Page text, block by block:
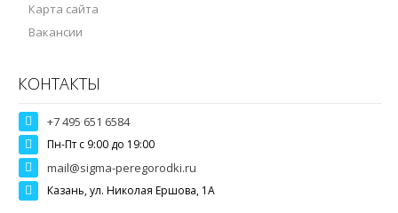
Карта сайта
Вакансии
КОНТАКТЫ
+7 495 651 6584
Пн-Пт c 9:00 до 19:00
mail@sigma-peregorodki.ru
Казань, ул. Николая Ершова, 1А